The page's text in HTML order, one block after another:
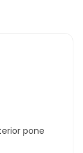
pone